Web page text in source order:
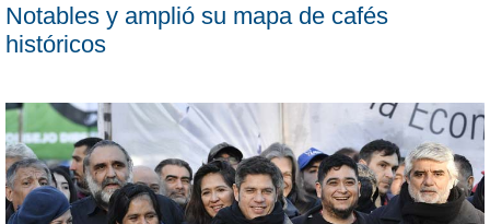
Notables y amplió su mapa de cafés
históricos